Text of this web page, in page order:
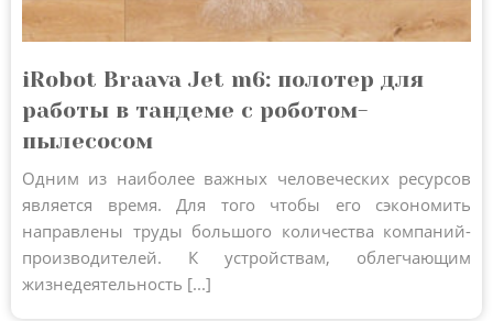
iRobot Braava Jet m6: полотер для
работы в тандеме с роботом-
пылесосом
Одним из наиболее важных человеческих ресурсов
является время. Для того чтобы его сэкономить
направлены труды большого количества компаний-
производителей. К устройствам, облегчающим
жизнедеятельность [...]